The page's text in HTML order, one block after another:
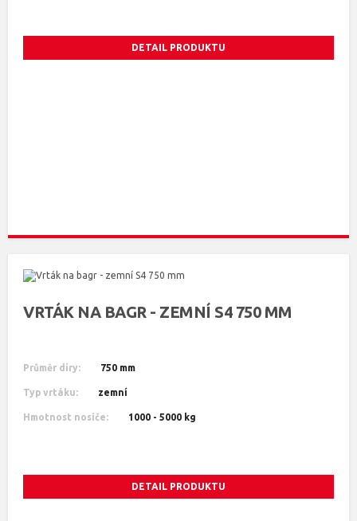
DETAIL PRODUKTU
VRTÁK NA BAGR - ZEMNÍ S4 750 MM
Průměr díry: 750 mm
Typ vrtáku: zemní
Hmotnost nosiče: 1000 - 5000 kg
DETAIL PRODUKTU